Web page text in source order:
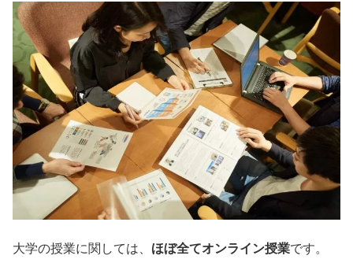
大学の授業に関しては、 ほぼ全てオンライン授業です。